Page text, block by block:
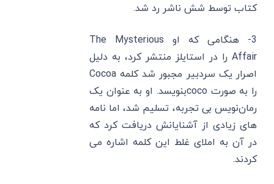
کتاب توسط شش ناشر رد شد.
3- هنگامی که او The Mysterious
Affair را در استایلز منتشر کرد، به دلیل
اصرار یک سردبیر مجبور شد کلمه Cocoa
را به صورت cocoبنویسد. او به ‌عنوان یک
رمان‌نویس بی‌ تجربه، تسلیم شد، اما نامه‌
های زیادی از آشنایانش دریافت کرد که
در آن به املای غلط این کلمه اشاره می
‌کردند.